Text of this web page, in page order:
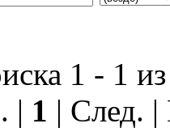
1 - 1
| 1 | След.